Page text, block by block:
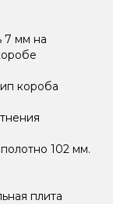
7 мм на
короба
102 мм.
плита